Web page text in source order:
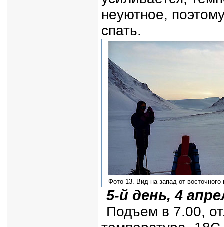
неуютное,
спать.
Фото 13. Вид на запад от восточного
5-й день, 4
Подъем в 7.00,